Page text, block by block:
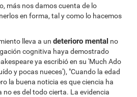
más nos damos cuenta de lo
en forma, tal y como lo hacemos
lleva a undeterioro mental no
cognitiva haya demostrado
ya escribió en su 'Much Ado
y pocas nueces'), "Cuando la edad
la buena noticia es que ciencia ha
es del todo cierta. La evidencia